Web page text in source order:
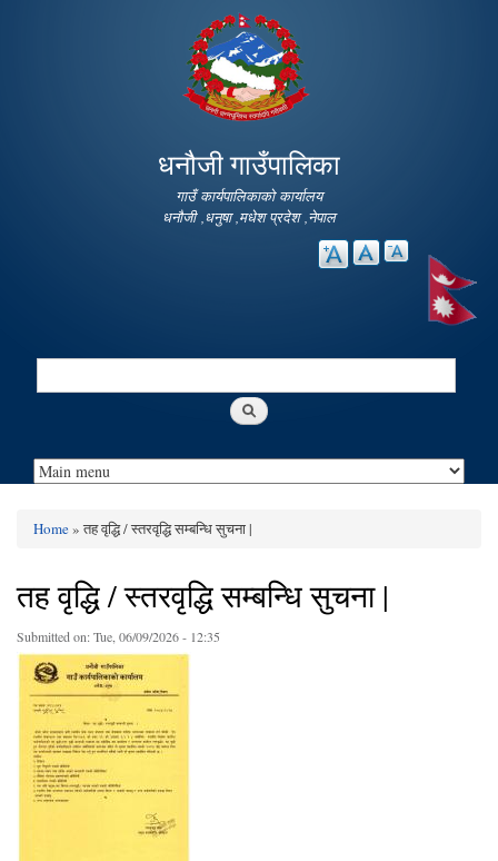
main
content
धनौजी गाउँपालिका
गाउँ कार्यपालिकाको कार्यालय
धनौजी ,धनुषा ,मधेश प्रदेश ,नेपाल
Search
You are here
Home» तह वृद्धि / स्तरवृद्धि सम्बन्धि सुचना |
तह वृद्धि / स्तरवृद्धि सम्बन्धि सुचना |
Submitted on:Tue, 06/09/2026 - 12:35